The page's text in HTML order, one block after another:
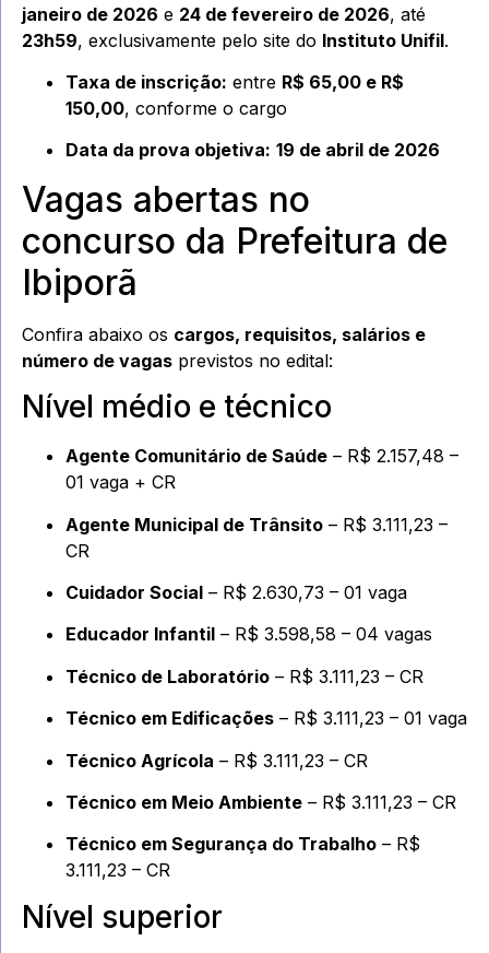
janeiro de 2026 e 24 de fevereiro de 2026, até
23h59, exclusivamente pelo site do Instituto Unifil.
Taxa de inscrição: entre R$ 65,00 e R$
150,00, conforme o cargo
Data da prova objetiva: 19 de abril de 2026
Vagas abertas no
concurso da Prefeitura de
Ibiporã
Confira abaixo os cargos, requisitos, salários e
número de vagas previstos no edital:
Nível médio e técnico
Agente Comunitário de Saúde – R$ 2.157,48 –
01 vaga + CR
Agente Municipal de Trânsito – R$ 3.111,23 –
CR
Cuidador Social – R$ 2.630,73 – 01 vaga
Educador Infantil – R$ 3.598,58 – 04 vagas
Técnico de Laboratório – R$ 3.111,23 – CR
Técnico em Edificações – R$ 3.111,23 – 01 vaga
Técnico Agrícola – R$ 3.111,23 – CR
Técnico em Meio Ambiente – R$ 3.111,23 – CR
Técnico em Segurança do Trabalho – R$
3.111,23 – CR
Nível superior